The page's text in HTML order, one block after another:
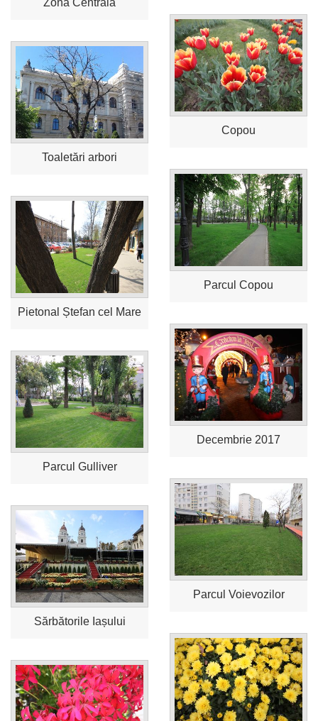
Copou
Toaletări arbori
Parcul Copou
Pietonal Ștefan cel Mare
Decembrie 2017
Parcul Gulliver
Parcul Voievozilor
Sărbătorile Iașului